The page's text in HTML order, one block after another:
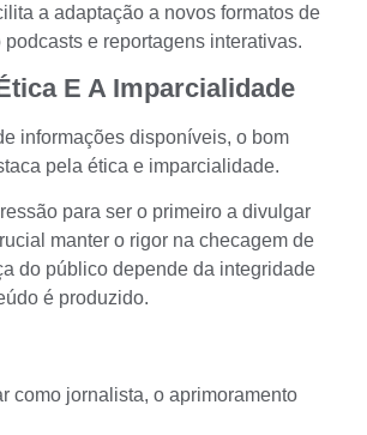
a adaptação a novos formatos de
e reportagens interativas.
E A Imparcialidade
informações disponíveis, o bom
pela ética e imparcialidade.
para ser o primeiro a divulgar
manter o rigor na checagem de
do público depende da integridade
é produzido.
como jornalista, o aprimoramento